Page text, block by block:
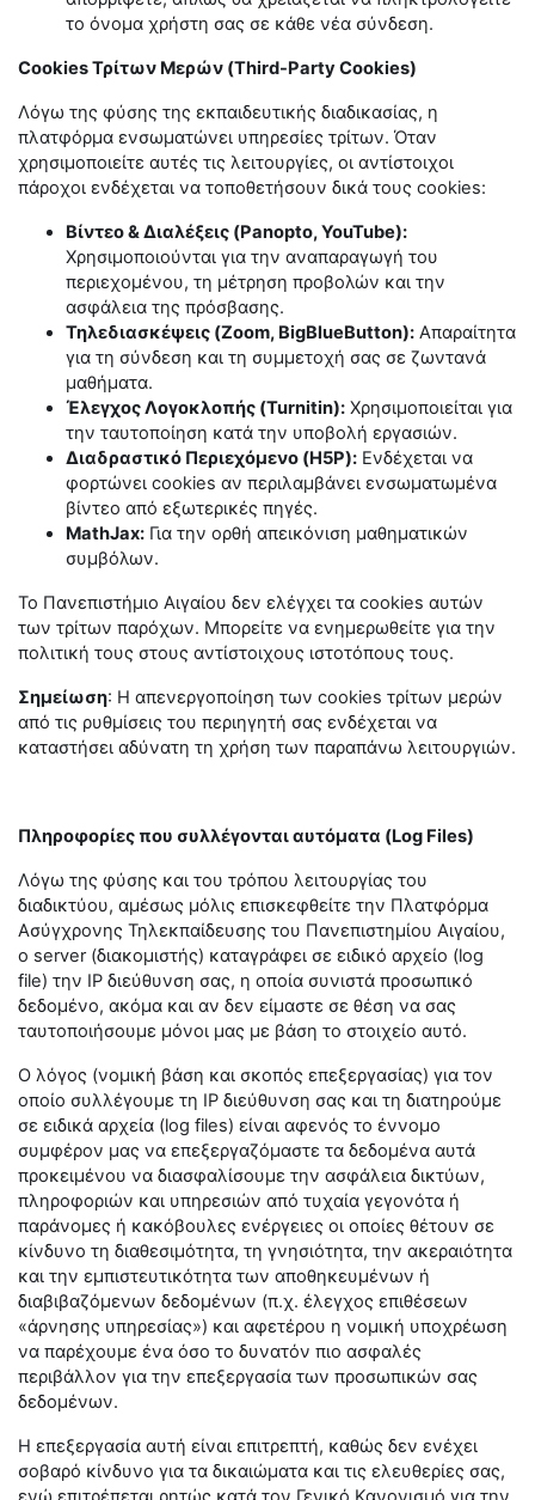
το όνομα χρήστη σας σε κάθε νέα σύνδεση.
CookiesΤρίτων Μερών (Third-Party Cookies)
Λόγω της φύσης της εκπαιδευτικής διαδικασίας, η
πλατφόρμα ενσωματώνει υπηρεσίες τρίτων. Όταν
χρησιμοποιείτε αυτές τις λειτουργίες, οι αντίστοιχοι
πάροχοι ενδέχεται να τοποθετήσουν δικά τους cookies:
Βίντεο & Διαλέξεις (Panopto, YouTube):
Χρησιμοποιούνται για την αναπαραγωγή του
περιεχομένου, τη μέτρηση προβολών και την
ασφάλεια της πρόσβασης.
Τηλεδιασκέψεις (Zoom, BigBlueButton): Απαραίτητα
για τη σύνδεση και τη συμμετοχή σας σε ζωντανά
μαθήματα.
Έλεγχος Λογοκλοπής (Turnitin): Χρησιμοποιείται για
την ταυτοποίηση κατά την υποβολή εργασιών.
Διαδραστικό Περιεχόμενο (H5P): Ενδέχεται να
φορτώνει cookies αν περιλαμβάνει ενσωματωμένα
βίντεο από εξωτερικές πηγές.
MathJax: Για την ορθή απεικόνιση μαθηματικών
συμβόλων.
Το Πανεπιστήμιο Αιγαίου δεν ελέγχει τα cookies αυτών
των τρίτων παρόχων. Μπορείτε να ενημερωθείτε για την
πολιτική τους στους αντίστοιχους ιστοτόπους τους.
Σημείωση: Η απενεργοποίηση των cookies τρίτων μερών
από τις ρυθμίσεις του περιηγητή σας ενδέχεται να
καταστήσει αδύνατη τη χρήση των παραπάνω λειτουργιών.
Πληροφορίες που συλλέγονται αυτόματα (Log Files)
Λόγω της φύσης και του τρόπου λειτουργίας του
διαδικτύου, αμέσως μόλις επισκεφθείτε την Πλατφόρμα
Ασύγχρονης Τηλεκπαίδευσης του Πανεπιστημίου Αιγαίου,
ο server (διακομιστής) καταγράφει σε ειδικό αρχείο (log
file) την IP διεύθυνση σας, η οποία συνιστά προσωπικό
δεδομένο, ακόμα και αν δεν είμαστε σε θέση να σας
ταυτοποιήσουμε μόνοι μας με βάση το στοιχείο αυτό.
Ο λόγος (νομική βάση και σκοπός επεξεργασίας) για τον
οποίο συλλέγουμε τη IP διεύθυνση σας και τη διατηρούμε
σε ειδικά αρχεία (log files) είναι αφενός το έννομο
συμφέρον μας να επεξεργαζόμαστε τα δεδομένα αυτά
προκειμένου να διασφαλίσουμε την ασφάλεια δικτύων,
πληροφοριών και υπηρεσιών από τυχαία γεγονότα ή
παράνομες ή κακόβουλες ενέργειες οι οποίες θέτουν σε
κίνδυνο τη διαθεσιμότητα, τη γνησιότητα, την ακεραιότητα
και την εμπιστευτικότητα των αποθηκευμένων ή
διαβιβαζόμενων δεδομένων (π.χ. έλεγχος επιθέσεων
«άρνησης υπηρεσίας») και αφετέρου η νομική υποχρέωση
να παρέχουμε ένα όσο το δυνατόν πιο ασφαλές
περιβάλλον για την επεξεργασία των προσωπικών σας
δεδομένων.
Η επεξεργασία αυτή είναι επιτρεπτή, καθώς δεν ενέχει
σοβαρό κίνδυνο για τα δικαιώματα και τις ελευθερίες σας,